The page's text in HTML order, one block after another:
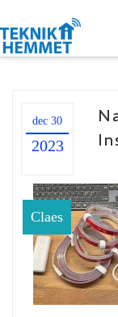
dec 30
2023
Claes